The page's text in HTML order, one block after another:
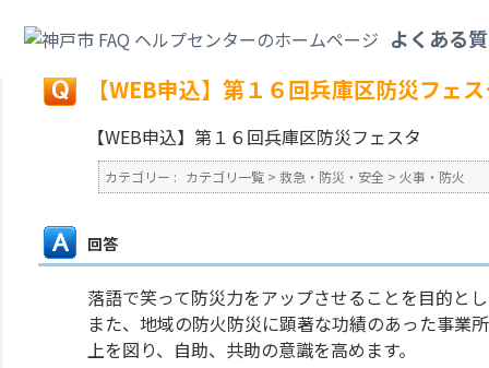
よくある
戻る
【WEB申込】第１６回兵庫区防災フェ
【WEB申込】第１６回兵庫区防災フェスタ
カテゴリー : カテゴリ一覧 > 救急・防災・安全 > 火事・防火
回答
落語で笑って防災力をアップさせることを目的と
また、地域の防火防災に顕著な功績のあった事業
上を図り、自助、共助の意識を高めます。